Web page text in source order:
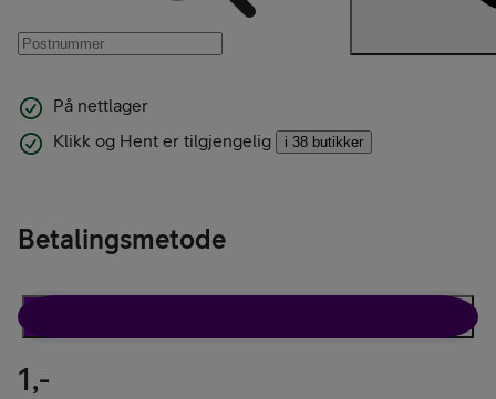
På nettlager
Klikk og Hent er tilgjengelig
i 38 butikker
Betalingsmetode
1,-